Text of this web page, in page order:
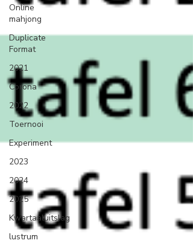
Online
mahjong
Duplicate
Format
2021
Corona
2022
Toernooi
Experiment
2023
2024
2025
Kwartaaluitslag
lustrum